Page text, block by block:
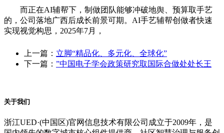
而正在AI辅帮下，制做团队能够冲破地舆、预算取手艺
的，公司落地广西后成长前景可期。AI手艺辅帮创做者快速
实现视觉构思，2025年7月，
上一篇： 立脚“精品化、多元化、全球化”
下一篇： ”中国电子学会政策研究取国际合做处处长王
关于我们
浙江UED·(中国区)官网信息技术有限公司成立于2009年，是